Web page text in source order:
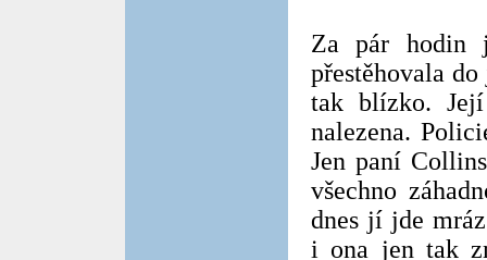
Za pár hodin
přestěhovala
tak blízko. Její
nalezena.
Jen paní
všechno
dnes jí jde
i ona jen tak